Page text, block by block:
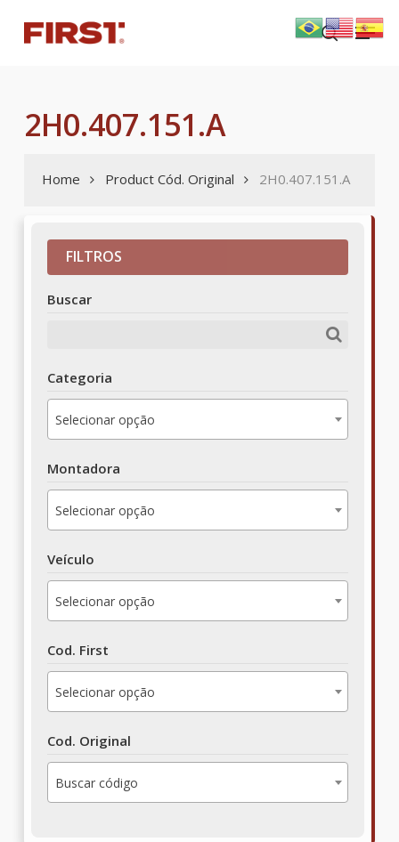
main
search
Menu
2H0.407.151.A
Home Product Cód. Original 2H0.407.151.A
FILTROS
Buscar
Categoria
Selecionar opção
Montadora
Selecionar opção
Veículo
Selecionar opção
Cod. First
Selecionar opção
Cod. Original
Buscar código